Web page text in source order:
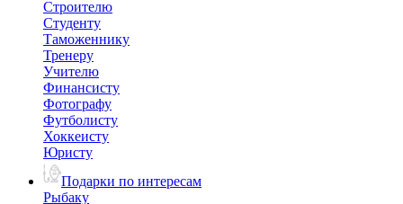
Строителю
Студенту
Таможеннику
Тренеру
Учителю
Финансисту
Фотографу
Футболисту
Хоккеисту
Юристу
Подарки по интересам
Рыбаку